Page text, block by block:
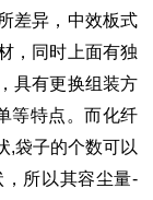
差异，中效板式
，同时上面有独
具有更换组装方
等特点。而化纤
,袋子的个数可以
所以其容尘量-